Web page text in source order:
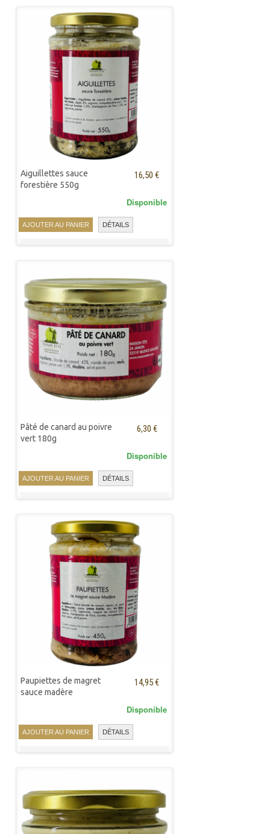
Aiguillettes sauce
forestière 550g
16,50 €
AJOUTER AU PANIER DÉTAILS
Disponible
Pâté de canard au poivre
vert 180g
6,30 €
AJOUTER AU PANIER DÉTAILS
Disponible
Paupiettes de magret
sauce madère
14,95 €
AJOUTER AU PANIER DÉTAILS
Disponible